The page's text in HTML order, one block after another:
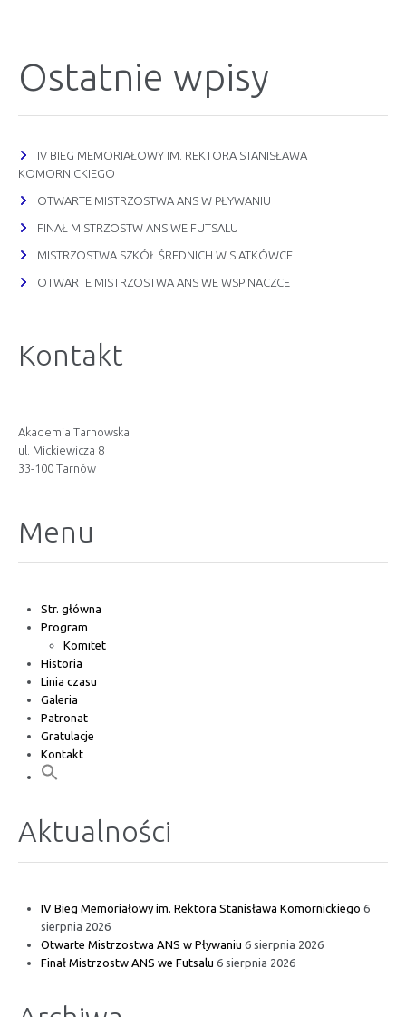
Ostatnie wpisy
IV BIEG MEMORIAŁOWY IM. REKTORA STANISŁAWA
KOMORNICKIEGO
OTWARTE MISTRZOSTWA ANS W PŁYWANIU
FINAŁ MISTRZOSTW ANS WE FUTSALU
MISTRZOSTWA SZKÓŁ ŚREDNICH W SIATKÓWCE
OTWARTE MISTRZOSTWA ANS WE WSPINACZCE
Kontakt
Akademia Tarnowska
ul. Mickiewicza 8
33-100 Tarnów
Menu
Str. główna
Program
Komitet
Historia
Linia czasu
Galeria
Patronat
Gratulacje
Kontakt
Aktualności
IV Bieg Memoriałowy im. Rektora Stanisława Komornickiego 6
sierpnia 2026
Otwarte Mistrzostwa ANS w Pływaniu 6 sierpnia 2026
Finał Mistrzostw ANS we Futsalu 6 sierpnia 2026